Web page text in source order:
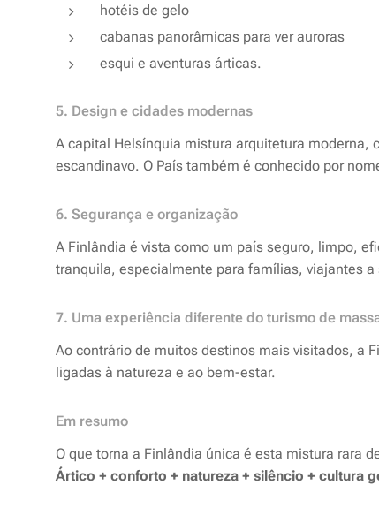
hotéis de gelo
cabanas panorâmicas para ver auroras
esqui e aventuras árticas.
5. Design e cidades modernas
A capital Helsínquia mistura arquitetura moderna,
escandinavo. O País também é conhecido por
6. Segurança e organização
A Finlândia é vista como um país seguro, limpo,
tranquila, especialmente para famílias, viajantes
7. Uma experiência diferente do turismo de
Ao contrário de muitos destinos mais visitados, a
ligadas à natureza e ao bem-estar.
Em resumo
O que torna a Finlândia única é esta mistura rara
Ártico + conforto + natureza + silêncio + cultura